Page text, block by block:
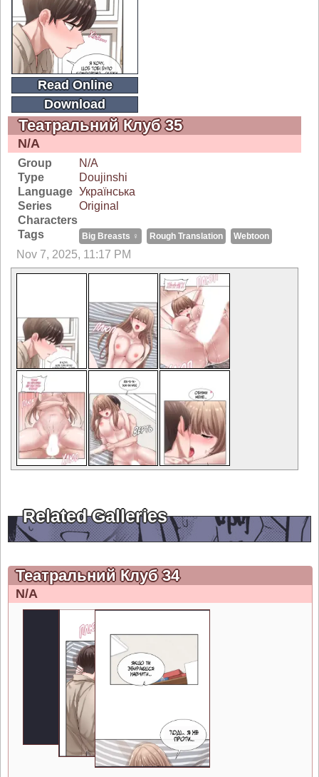
Read Online
Download
Театральний Клуб 35
N/A
Group
N/A
Type
Doujinshi
Language Українська
Series
Original
Characters
Tags
Big Breasts ♀ Rough Translation Webtoon
Nov 7, 2025, 11:17 PM
Related Galleries
Театральний Клуб 34
N/A